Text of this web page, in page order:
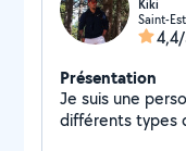
Kiki
Saint-
Présentation
Je suis une
différents types de